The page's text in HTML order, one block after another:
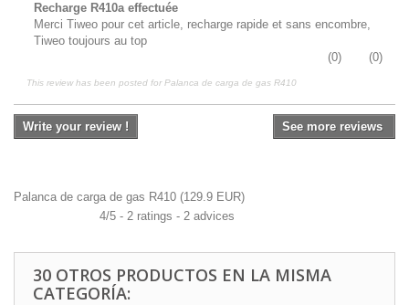
Recharge R410a effectuée
Merci Tiweo pour cet article, recharge rapide et sans encombre,
Tiweo toujours au top
(0)
(0)
This review has been posted forPalanca de carga de gas R410
Write your review ! See more reviews
Palanca de carga de gas R410 (129.9 EUR)
4/5 - 2 ratings - 2 advices
30 OTROS PRODUCTOS EN LA MISMA
CATEGORÍA: